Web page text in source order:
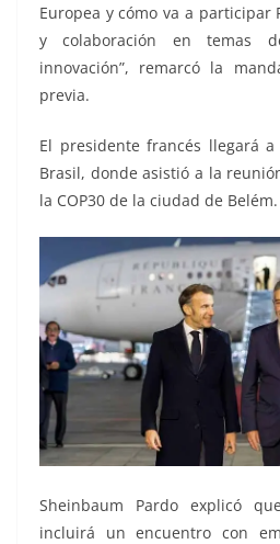
Europea y cómo va a participar
y colaboración en temas
innovación”, remarcó la
previa.
El presidente francés llegará
Brasil, donde asistió a la
la COP30 de la ciudad de Belém.
Sheinbaum Pardo explicó
incluirá un encuentro con